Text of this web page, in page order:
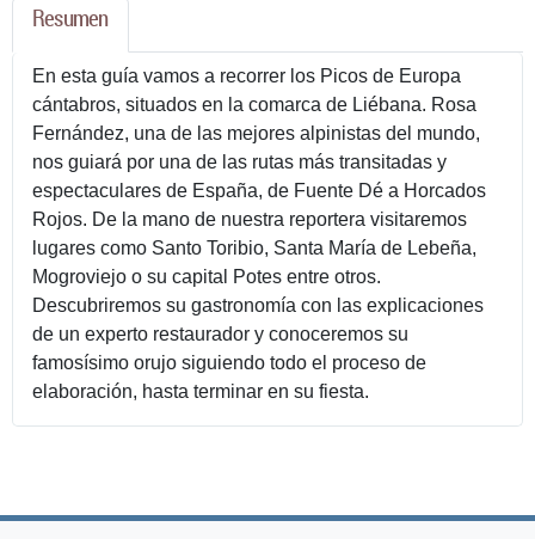
Resumen
En esta guía vamos a recorrer los Picos de Europa
cántabros, situados en la comarca de Liébana. Rosa
Fernández, una de las mejores alpinistas del mundo,
nos guiará por una de las rutas más transitadas y
espectaculares de España, de Fuente Dé a Horcados
Rojos. De la mano de nuestra reportera visitaremos
lugares como Santo Toribio, Santa María de Lebeña,
Mogroviejo o su capital Potes entre otros.
Descubriremos su gastronomía con las explicaciones
de un experto restaurador y conoceremos su
famosísimo orujo siguiendo todo el proceso de
elaboración, hasta terminar en su fiesta.